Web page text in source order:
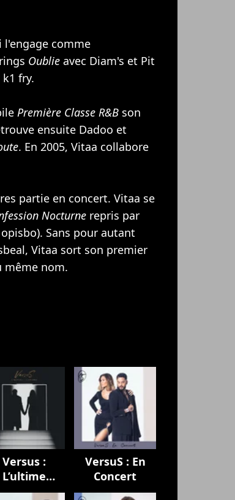
l'engage comme
Oublie avec Diam's et Pit
fry.
Première Classe R&B son
ensuite Dadoo et
. En 2005, Vitaa collabore
partie en concert. Vitaa se
Nocturne repris par
Sans pour autant
Vitaa sort son premier
même nom.
Versus :
L’ultime
chapitre
VersuS : En
Concert